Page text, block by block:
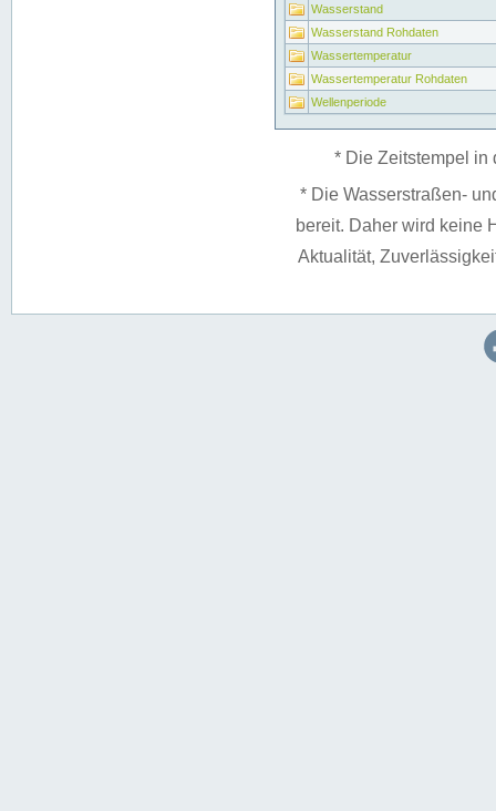
Wasserstand
Wasserstand Rohdaten
Wassertemperatur
Wassertemperatur Rohdaten
Wellenperiode
* Die Zeitstempel in
* Die Wasserstraßen-
bereit. Daher wird keine
Aktualität,